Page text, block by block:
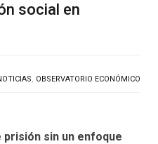
social en
, OBSERVATORIO ECONÓMICO
prisión sin un enfoque